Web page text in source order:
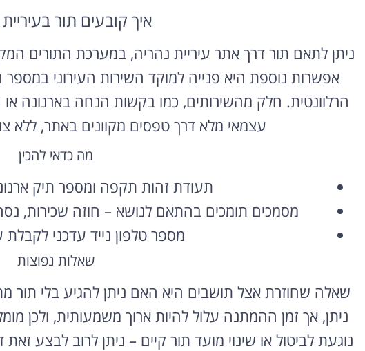
איך קובעים תור
ניתן לתאם תור דרך אתר עיריית נהריה, במערכת התורים
אפשרות נוספת היא פנייה למוקד השירות העירוני
הרלוונטית. חלק מהשירותים, כמו בקשות הנחה בארנונה או
עצמאי מלא דרך טפסים מקוונים באתר, ללא
מה כדאי להכין
תעודת זהות תקפה ומספר תיק
מסמכים תומכים בהתאם לנושא – חוזה שכירות,
מספר טלפון נייד עדכני לקבלת
שאלות נפוצות
שאלה שחוזרת אצל תושבים היא האם ניתן להגיע בלי תור
ניתן, אך זמן ההמתנה עלול להיות ארוך משמעותית, ולכן
נוגעת לביטול או שינוי מועד תור קיים – ניתן לרוב לבצע
השכרת רכב
בחו"ל
השוואת מחירים בין חברות